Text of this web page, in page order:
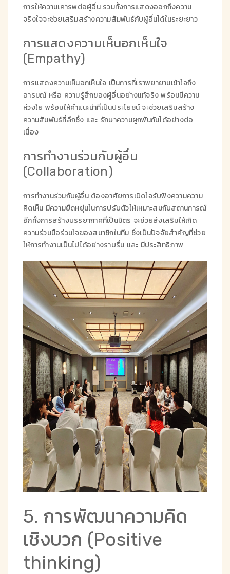
การให้ความเคารพต่อผู้อื่น รวมทั้งการแสดงออกถึงความ
จริงใจจะช่วยเสริมสร้างความสัมพันธ์กับผู้อื่นได้ในระยะยาว
การแสดงความเห็นอกเห็นใจ
(Empathy)
การแสดงความเห็นอกเห็นใจ เป็นการที่เราพยายามเข้าใจถึง
อารมณ์ หรือ ความรู้สึกของผู้อื่นอย่างแท้จริง พร้อมมีความ
ห่วงใย พร้อมให้คำแนะนำที่เป็นประโยชน์ จะช่วยเสริมสร้าง
ความสัมพันธ์ที่ลึกซึ้ง และ รักษาความผูกพันกันได้อย่างต่อ
เนื่อง
การทำงานร่วมกับผู้อื่น
(Collaboration)
การทำงานร่วมกับผู้อื่น ต้องอาศัยการเปิดใจรับฟังความความ
คิดเห็น มีความยืดหยุ่นในการปรับตัวให้เหมาะสมกับสถานการณ์
อีกทั้งการสร้างบรรยากาศที่เป็นมิตร จะช่วยส่งเสริมให้เกิด
ความร่วมมือร่วมใจของสมาชิกในทีม ซึ่งเป็นปัจจัยสำคัญที่ช่วย
ให้การทำงานเป็นไปได้อย่างราบรื่น และ มีประสิทธิภาพ
5. การพัฒนาความคิด
เชิงบวก (Positive
thinking)